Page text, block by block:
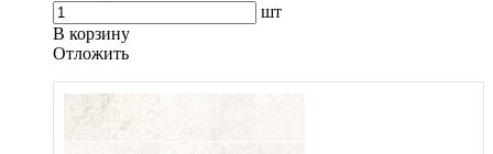
шт
В корзину
Oтложить